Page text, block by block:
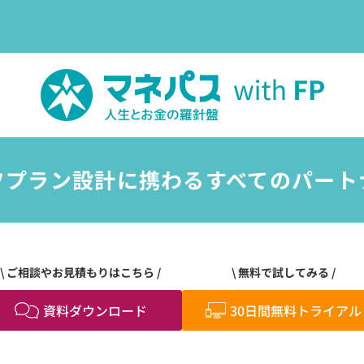
ラン設計に携わるすべてのパー
ご相談やお見積もりはこちら
資料ダウンロード
無料で試してみる
30日間無料トライアル